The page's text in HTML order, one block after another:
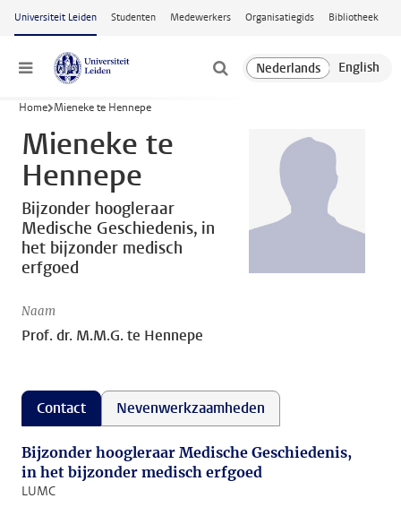
Ga naar hoofdinhoud
Universiteit Leiden Studenten Medewerkers Organisatiegids Bibliotheek
Menu
Home Mieneke te Hennepe
Mieneke te
Hennepe
Bijzonder hoogleraar
Medische Geschiedenis, in
het bijzonder medisch
erfgoed
Naam
Prof. dr. M.M.G. te Hennepe
Contact Nevenwerkzaamheden
Bijzonder hoogleraar Medische Geschiedenis,
in het bijzonder medisch erfgoed
LUMC